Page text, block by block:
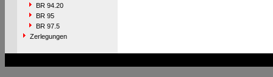
BR 94.20
BR 95
BR 97.5
Zerlegungen